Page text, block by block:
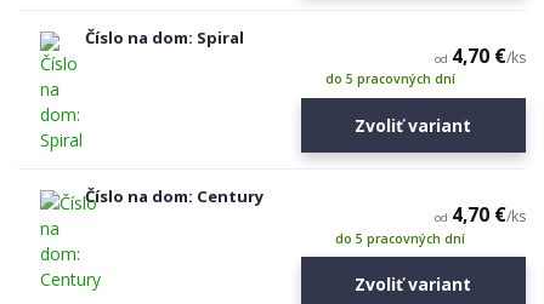
Číslo na dom: Spiral
od 4,70 €/ks
do 5 pracovných dní
Zvoliť variant
Číslo na dom: Century
od 4,70 €/ks
do 5 pracovných dní
Zvoliť variant